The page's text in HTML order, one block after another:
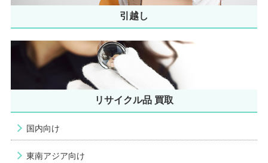
引越し
リサイクル品 買取
国内向け
東南アジア向け